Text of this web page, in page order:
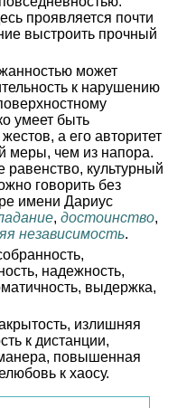
проявляется почти
выстроить прочный
может
к нарушению
умеет быть
а его авторитет
меры, чем из напора.
равенство, культурный
говорить без
имени Дариус
, достоинство,
независимость.
надежность,
выдержка,
излишняя
к дистанции,
повышенная
к хаосу.